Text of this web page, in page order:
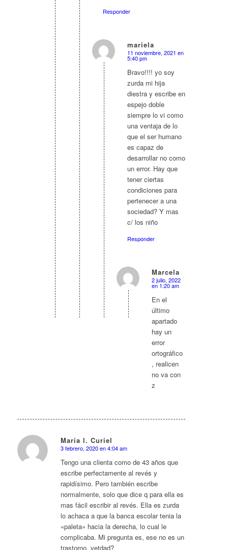
Responder
mariela
Dice:
11 noviembre, 2021 en
5:40 pm
Bravo!!!! yo soy
zurda mi hija
diestra y escribe en
espejo doble
siempre lo vi como
una ventaja de lo
que el ser humano
es capaz de
desarrollar no como
un error. Hay que
tener ciertas
condiciones para
pertenecer a una
sociedad? Y mas
c/ los niño
Responder
Marcela
Dice:
2 julio, 2022
en 1:20 am
En el
último
apartado
hay un
error
ortográfico
, realicen
no va con
z
Maria l. Curiel
Dice:
3 febrero, 2020 en 4:04 am
Tengo una clienta como de 43 años que
escribe perfectamente al revés y
rapidísimo. Pero también escribe
normalmente, solo que dice q para ella es
mas fácil escribir al revés. Ella es zurda
lo achaca a que la banca escolar tenia la
«paleta» hacia la derecha, lo cual le
complicaba. Mi pregunta es, ese no es un
trastorno, vetdad?